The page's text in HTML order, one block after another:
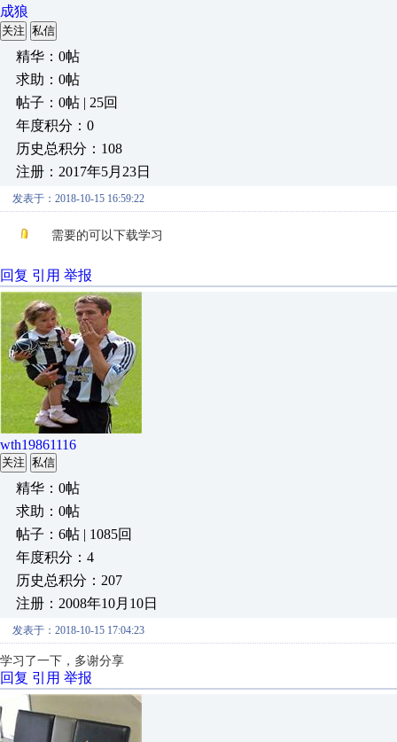
成狼
关注 私信
精华：0帖
求助：0帖
帖子：0帖 | 25回
年度积分：0
历史总积分：108
注册：2017年5月23日
发表于：2018-10-15 16:59:22
需要的可以下载学习
回复 引用 举报
wth19861116
关注 私信
精华：0帖
求助：0帖
帖子：6帖 | 1085回
年度积分：4
历史总积分：207
注册：2008年10月10日
发表于：2018-10-15 17:04:23
学习了一下，多谢分享
回复 引用 举报